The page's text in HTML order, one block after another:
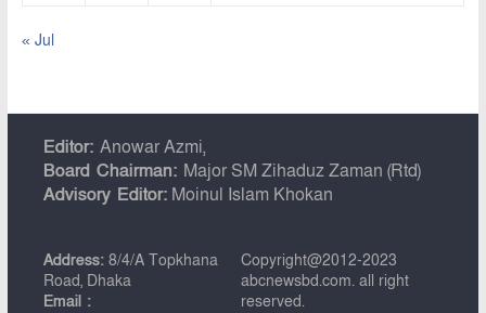
« Jul
Editor: Anowar Azmi,
Board Chairman: Major SM Zihaduz Zaman (Rtd)
Advisory Editor:Moinul Islam Khokan
Address:8/4/A Topkhana
Road, Dhaka
Email :
Copyright@2012-2023
abcnewsbd.com. all right
reserved.